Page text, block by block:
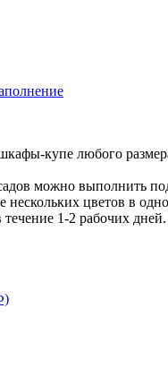
купе любого
можно выполнить
нескольких цветов в
течение 1-2 рабочих дней.